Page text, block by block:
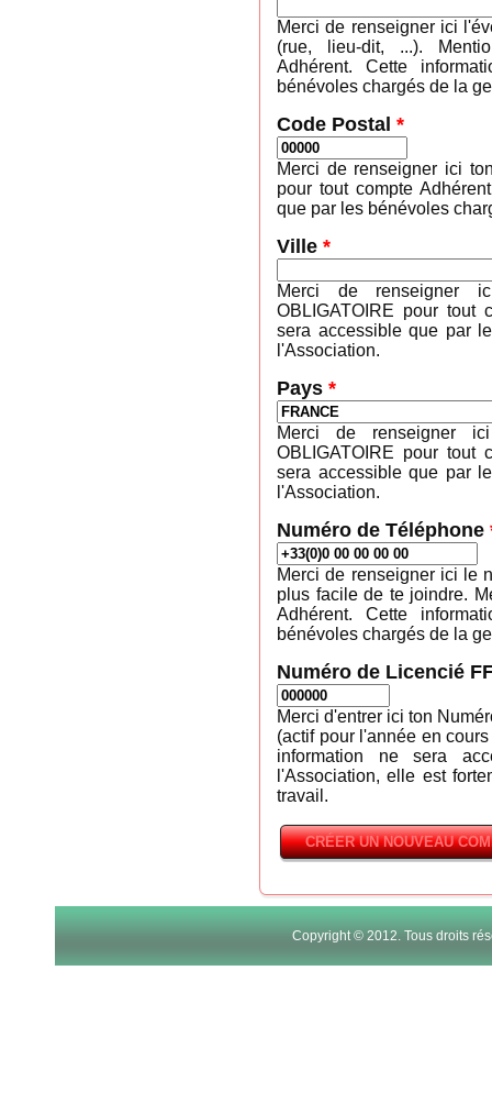
Merci de renseigner ici
(rue, lieu-dit, ...).
Adhérent. Cette
bénévoles chargés de la
Code Postal *
Merci de renseigner ici
pour tout compte
que par les bénévoles
Ville *
Merci de renseigner
OBLIGATOIRE pour tout
sera accessible que par
l'Association.
Pays *
Merci de renseigner
OBLIGATOIRE pour tout
sera accessible que par
l'Association.
Numéro de Téléphone
Merci de renseigner ici le
plus facile de te joindre.
Adhérent. Cette
bénévoles chargés de la
Numéro de Licencié
Merci d'entrer ici ton
(actif pour l'année en
information ne sera
l'Association, elle est
travail.
Copyright © 2012. Tous droits